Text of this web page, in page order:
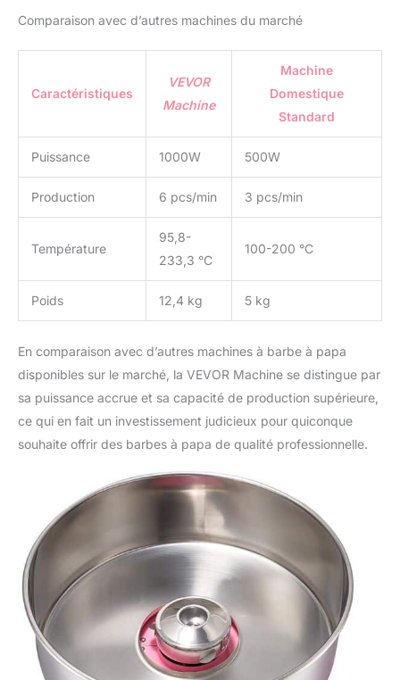
traitement d'étanchéité
tomber dans les
interstices. De plus, la
certification ETL/CE
renforce la sécurité lors
de l'utilisation.
Bonbons à Votre Goût :
Cet appareil barbe à
d'utiliser les sucres
traditionnels, les sucres
de lait, les cubes de fruits
ou n'importe lequel de
vos bonbons durs
de délicieuses barbes à
papa. De taille compacte,
il peut être utilisé sur un
comptoir, parfait pour les
carnavals, les festivals,
les fêtes d'anniversaire et
les événements sportifs.
Comparaison avec d’autres machines du marché
Caractéristiques
VEVOR
Machine
Machine
Domestique
Standard
Puissance 1000W 500W
Production 6 pcs/min 3 pcs/min
Température
95,8-
233,3 °C
100-200 °C
Poids 12,4 kg 5 kg
En comparaison avec d’autres machines à barbe à papa
disponibles sur le marché, la VEVOR Machine se distingue par
sa puissance accrue et sa capacité de production supérieure,
ce qui en fait un investissement judicieux pour quiconque
souhaite offrir des barbes à papa de qualité professionnelle.